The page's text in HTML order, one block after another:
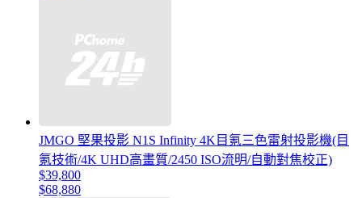
JMGO 堅果投影 N1S Infinity 4K目氪三色雷射投影機(目
氪技術/4K UHD高畫質/2450 ISO流明/自動對焦校正)
$39,800
$68,880